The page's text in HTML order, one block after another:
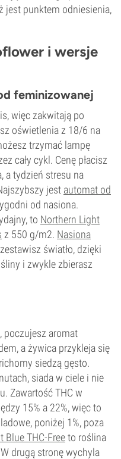
jest punktem odniesienia,
i wersje
feminizowanej
więc zakwitają po
oświetlenia z 18/6 na
trzymać lampę
cały cykl. Cenę płacisz
a tydzień stresu na
jest automat od
od nasiona.
to Northern Light
z 550 g/m2. Nasiona
światło, dzięki
i zwykle zbierasz
poczujesz aromat
a żywica przykleja się
siedzą gęsto.
siada w ciele i nie
Zawartość THC w
15% a 22%, więc to
poniżej 1%, poza
Blue THC-Freeto roślina
W drugą stronę wychyla